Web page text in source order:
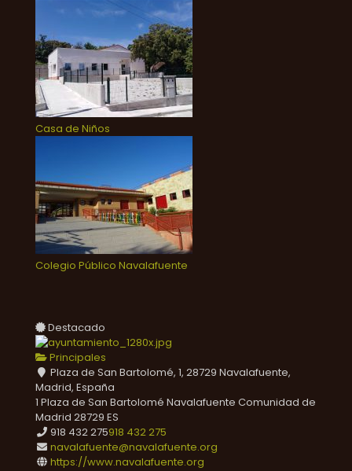
Casa de Niños
Colegio Público Navalafuente
Destacado
Principales
Plaza de San Bartolomé, 1, 28729 Navalafuente,
Madrid, España
1 Plaza de San Bartolomé Navalafuente Comunidad de
Madrid 28729 ES
918 432 275918 432 275
navalafuente@navalafuente.org
https://www.navalafuente.org